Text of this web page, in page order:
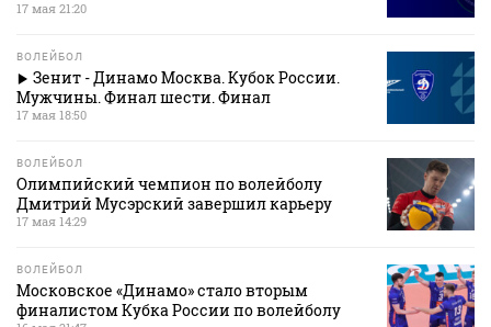
17 мая 21:20
ВОЛЕЙБОЛ
Зенит - Динамо Москва. Кубок России.
Мужчины. Финал шести. Финал
17 мая 18:50
ВОЛЕЙБОЛ
Олимпийский чемпион по волейболу
Дмитрий Мусэрский завершил карьеру
17 мая 14:29
ВОЛЕЙБОЛ
Московское «Динамо» стало вторым
финалистом Кубка России по волейболу